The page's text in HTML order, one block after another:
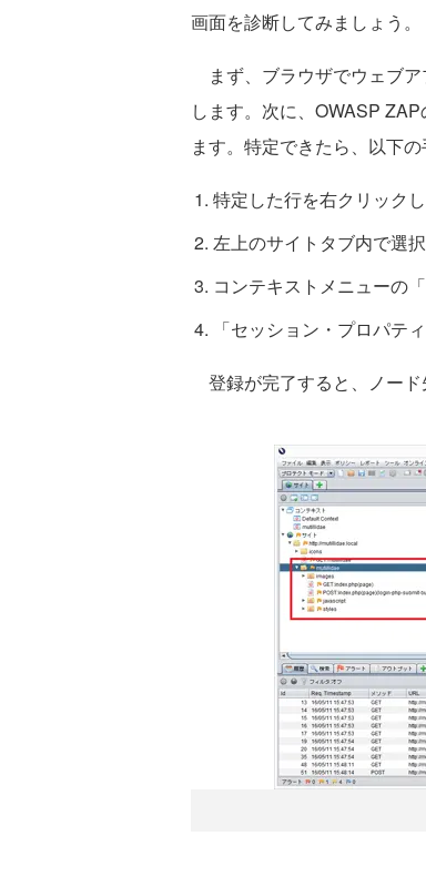
画面を診断してみましょう。
まず、ブラウザでウェブ
します。次に、OWASP
ます。特定できたら、以下
特定した行を右クリック
左上のサイトタブ内で選
コンテキストメニューの
「セッション・プロパテ
登録が完了すると、ノード